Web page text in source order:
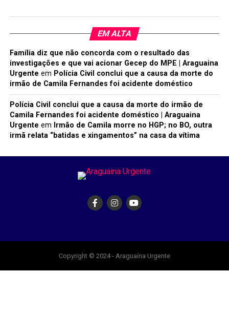
EM ALTA
Família diz que não concorda com o resultado das
investigações e que vai acionar Gecep do MPE | Araguaina
Urgente em Polícia Civil conclui que a causa da morte do
irmão de Camila Fernandes foi acidente doméstico
Polícia Civil conclui que a causa da morte do irmão de
Camila Fernandes foi acidente doméstico | Araguaina
Urgente em Irmão de Camila morre no HGP; no BO, outra
irmã relata “batidas e xingamentos” na casa da vítima
Copyright © 2024 - Araguaína Urgente